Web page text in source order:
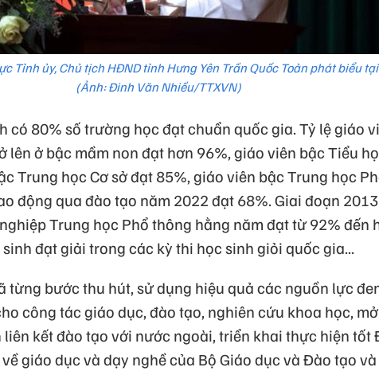
Tỉnh ủy, Chủ tịch HĐND tỉnh Hưng Yên Trần Quốc Toản phát biểu
(Ảnh: Đinh Văn Nhiều/TTXVN)
có 80% số trường học đạt chuẩn quốc gia. Tỷ lệ giáo
lên ở bậc mầm non đạt hơn 96%, giáo viên bậc Tiểu
Trung học Cơ sở đạt 85%, giáo viên bậc Trung học
động qua đào tạo năm 2022 đạt 68%. Giai đoạn
Trung học Phổ thông hằng năm đạt từ 92% đến
đạt giải trong các kỳ thi học sinh giỏi quốc gia...
từng bước thu hút, sử dụng hiệu quả các nguồn lực
công tác giáo dục, đào tạo, nghiên cứu khoa học,
kết đào tạo với nước ngoài, triển khai thực hiện tốt
giáo dục và dạy nghề của Bộ Giáo dục và Đào tạo